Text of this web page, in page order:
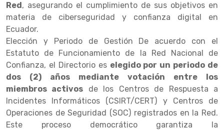
Red, asegurando el cumplimiento de sus objetivos en
materia de ciberseguridad y confianza digital en
Ecuador.
Elección y Periodo de Gestión De acuerdo con el
Estatuto de Funcionamiento de la Red Nacional de
Confianza, el Directorio es elegido por un periodo de
dos (2) años mediante votación entre los
miembros activos de los Centros de Respuesta a
Incidentes Informáticos (CSIRT/CERT) y Centros de
Operaciones de Seguridad (SOC) registrados en la Red.
Este proceso democrático garantiza la